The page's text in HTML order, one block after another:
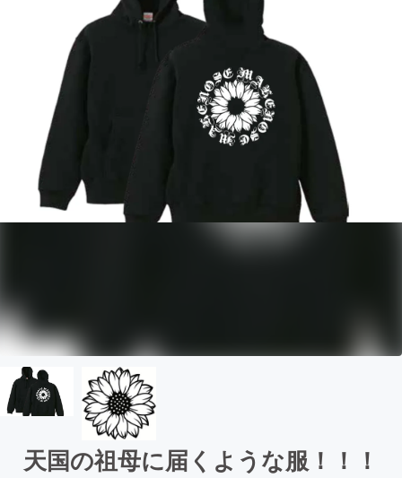
天国の祖母に届くような服！！！